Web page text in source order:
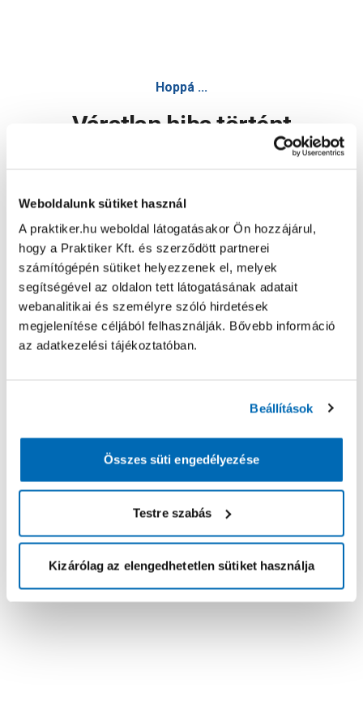
Weboldalunk sütiket használ
A praktiker.hu weboldal látogatásakor Ön hozzájárul,
hogy a Praktiker Kft. és szerződött partnerei
számítógépén sütiket helyezzenek el, melyek
segítségével az oldalon tett látogatásának adatait
webanalitikai és személyre szóló hirdetések
megjelenítése céljából felhasználják. Bővebb információ
az adatkezelési tájékoztatóban.
Beállítások
Összes süti engedélyezése
Testre szabás
Kizárólag az elengedhetetlen sütiket használja
Hoppá ...
Váratlan hiba történt
Oldal újratöltése